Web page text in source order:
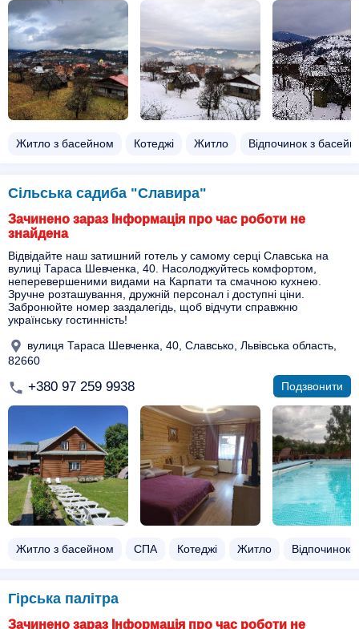
Житло з басейном​ Котеджі Житло Відпочинок з
Сільська садиба "Славира"
Зачинено зараз Інформація про час роботи не
знайдена
Відвідайте наш затишний готель у самому серці Славська на
вулиці Тараса Шевченка, 40. Насолоджуйтесь комфортом,
неперевершеними видами на Карпати та смачною кухнею.
Зручне розташування, дружній персонал і доступні ціни.
Забронюйте номер заздалегідь, щоб відчути справжню
українську гостинність!
вулиця Тараса Шевченка, 40, Славсько, Львівська область,
82660
+380 97 259 9938 Подзвонити
Житло з басейном​ СПА Котеджі Житло Відпочинок
Гірська палітра
Зачинено зараз Інформація про час роботи не